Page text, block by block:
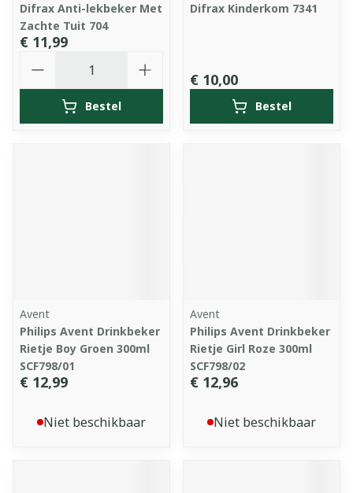
Difrax Anti-lekbeker Met
Zachte Tuit 704
€ 11,99
Bestel
Difrax Kinderkom 7341
€ 10,00
Bestel
Avent
Philips Avent Drinkbeker
Rietje Boy Groen 300ml
SCF798/01
€ 12,99
Niet beschikbaar
Avent
Philips Avent Drinkbeker
Rietje Girl Roze 300ml
SCF798/02
€ 12,96
Niet beschikbaar